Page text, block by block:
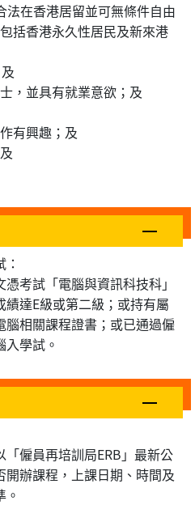
法在香港居留並可無條件自由
括香港永久性居民及新來港
，並具有就業意欲；及
有興趣；及
考試「電腦與資訊科技科」
達E級或第二級；或持有屬
相關課程證書；或已通過僱
學試。
僱員再培訓局ERB」最新公
辦課程，上課日期、時間及